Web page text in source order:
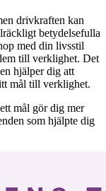
drivkraften kan
betydelsefulla
med din livsstil
till verklighet. Det
hjälper dig att
mål till verklighet.
mål gör dig mer
som hjälpte dig